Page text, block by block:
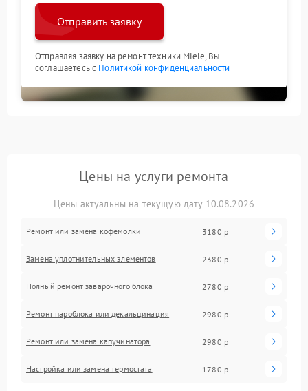
Отправить заявку
Отправляя заявку на ремонт техники Miele, Вы
соглашаетесь с Политикой конфиденциальности
Цены на услуги ремонта
Цены актуальны на текущую дату 10.08.2026
Ремонт или замена кофемолки 3180 р
Замена уплотнительных элементов 2380 р
Полный ремонт заварочного блока 2780 р
Ремонт пароблока или декальцинация 2980 р
Ремонт или замена капучинатора 2980 р
Настройка или замена термостата 1780 р